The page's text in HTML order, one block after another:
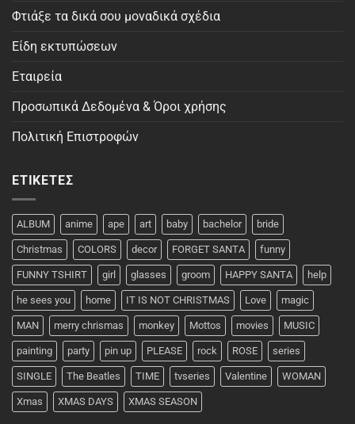
Φτιάξε τα δικά σου μοναδικά σχέδια
Είδη εκτυπώσεων
Εταιρεία
Προσωπικά Δεδομένα & Όροι χρήσης
Πολιτική Επιστροφών
ΕΤΙΚΈΤΕΣ
ALBUM anime ape art baby bachelor bride
Christmas COLORS decor FORGET SANTA funny
FUNNY TSHIRT girl glasses groom HAPPY SANTA help
he sees you home IT IS NOT CHRISTMAS Love magic
MAN merry chrismas monkey Mottos movies MUSIC
painting party pin up PLEASE rock ROSE series
SINGLE The Beatles TIME tvseries Valentine WOMAN
Xmas XMAS DAYS XMAS SEASON